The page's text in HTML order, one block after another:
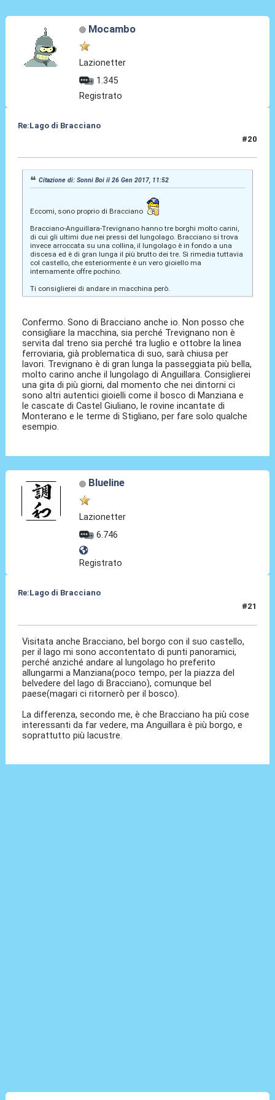
Mocambo
Lazionetter
1.345
Registrato
Re:Lago di Bracciano
#20
Citazione di: Sonni Boi il 26 Gen 2017, 11:52
Eccomi, sono proprio di Bracciano
Bracciano-Anguillara-Trevignano hanno tre borghi molto carini,
di cui gli ultimi due nei pressi del lungolago. Bracciano si trova
invece arroccata su una collina, il lungolago è in fondo a una
discesa ed è di gran lunga il più brutto dei tre. Si rimedia tuttavia
col castello, che esteriormente è un vero gioiello ma
internamente offre pochino.
Ti consiglierei di andare in macchina però.
Confermo. Sono di Bracciano anche io. Non posso che
consigliare la macchina, sia perché Trevignano non è
servita dal treno sia perché tra luglio e ottobre la linea
ferroviaria, già problematica di suo, sarà chiusa per
lavori. Trevignano è di gran lunga la passeggiata più bella,
molto carino anche il lungolago di Anguillara. Consiglierei
una gita di più giorni, dal momento che nei dintorni ci
sono altri autentici gioielli come il bosco di Manziana e
le cascate di Castel Giuliano, le rovine incantate di
Monterano e le terme di Stigliano, per fare solo qualche
esempio.
Blueline
Lazionetter
6.746
Registrato
Re:Lago di Bracciano
#21
Visitata anche Bracciano, bel borgo con il suo castello,
per il lago mi sono accontentato di punti panoramici,
perché anziché andare al lungolago ho preferito
allungarmi a Manziana(poco tempo, per la piazza del
belvedere del lago di Bracciano), comunque bel
paese(magari ci ritornerò per il bosco).
La differenza, secondo me, è che Bracciano ha più cose
interessanti da far vedere, ma Anguillara è più borgo, e
soprattutto più lacustre.